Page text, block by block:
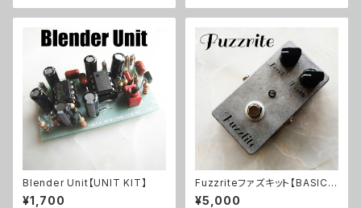
Blender Unit【UNIT KIT】
¥1,700
Fuzzriteファズキット【BASIC K
IT】
¥5,000